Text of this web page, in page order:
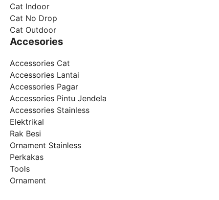
Cat Indoor
Cat No Drop
Cat Outdoor
Accesories
Accessories Cat
Accessories Lantai
Accessories Pagar
Accessories Pintu Jendela
Accessories Stainless
Elektrikal
Rak Besi
Ornament Stainless
Perkakas
Tools
Ornament